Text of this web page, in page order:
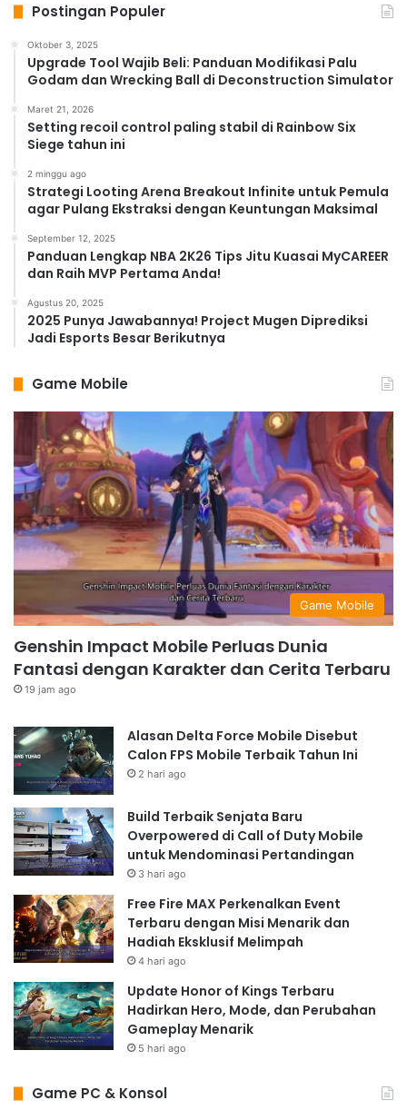
Postingan Populer
Oktober 3, 2025
Upgrade Tool Wajib Beli: Panduan Modifikasi Palu
Godam dan Wrecking Ball di Deconstruction Simulator
Maret 21, 2026
Setting recoil control paling stabil di Rainbow Six
Siege tahun ini
2 minggu ago
Strategi Looting Arena Breakout Infinite untuk Pemula
agar Pulang Ekstraksi dengan Keuntungan Maksimal
September 12, 2025
Panduan Lengkap NBA 2K26 Tips Jitu Kuasai MyCAREER
dan Raih MVP Pertama Anda!
Agustus 20, 2025
2025 Punya Jawabannya! Project Mugen Diprediksi
Jadi Esports Besar Berikutnya
Game Mobile
Game Mobile
Genshin Impact Mobile Perluas Dunia
Fantasi dengan Karakter dan Cerita Terbaru
19 jam ago
Alasan Delta Force Mobile Disebut
Calon FPS Mobile Terbaik Tahun Ini
2 hari ago
Build Terbaik Senjata Baru
Overpowered di Call of Duty Mobile
untuk Mendominasi Pertandingan
3 hari ago
Free Fire MAX Perkenalkan Event
Terbaru dengan Misi Menarik dan
Hadiah Eksklusif Melimpah
4 hari ago
Update Honor of Kings Terbaru
Hadirkan Hero, Mode, dan Perubahan
Gameplay Menarik
5 hari ago
Game PC & Konsol